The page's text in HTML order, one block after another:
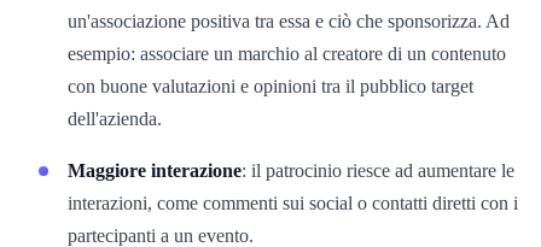
un'associazione positiva tra essa e ciò che sponsorizza. Ad
esempio: associare un marchio al creatore di un contenuto
con buone valutazioni e opinioni tra il pubblico target
dell'azienda.
Maggiore interazione: il patrocinio riesce ad aumentare le
interazioni, come commenti sui social o contatti diretti con i
partecipanti a un evento.